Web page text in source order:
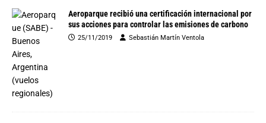
Aeroparque recibió una certificación internacional por
sus acciones para controlar las emisiones de carbono
25/11/2019 Sebastián Martín Ventola